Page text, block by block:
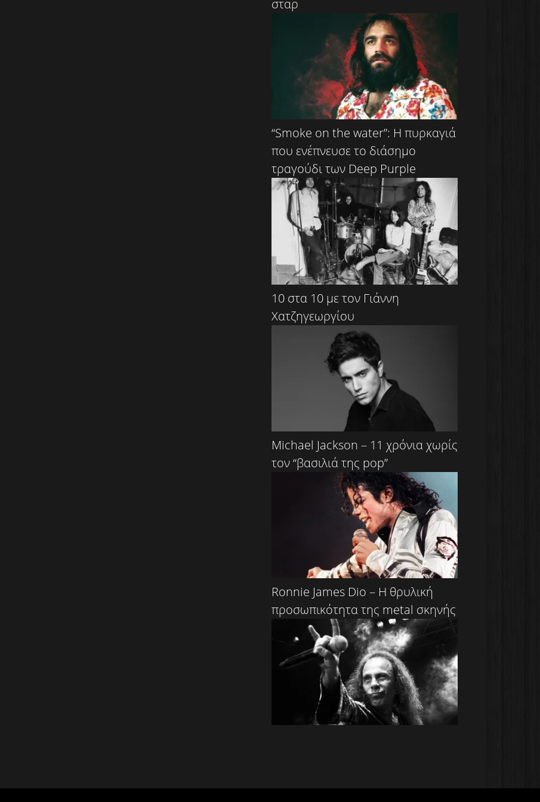
σταρ
“Smoke on the water”: Η πυρκαγιά
που ενέπνευσε το διάσημο
τραγούδι των Deep Purple
10 στα 10 με τον Γιάννη
Χατζηγεωργίου
Michael Jackson – 11 χρόνια χωρίς
τον “βασιλιά της pop”
Ronnie James Dio – Η θρυλική
προσωπικότητα της metal σκηνής